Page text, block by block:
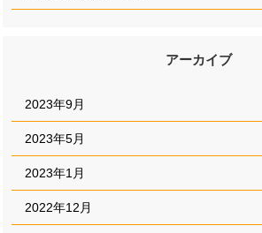
アーカイブ
2023年9月
2023年5月
2023年1月
2022年12月